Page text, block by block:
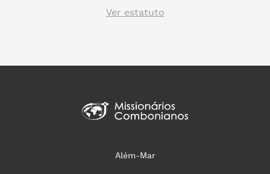
Ver estatuto
Além-Mar